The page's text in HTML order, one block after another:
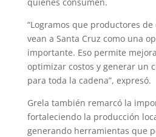
“Logramos que productores
vean a Santa Cruz como una
importante. Eso permite
optimizar costos y generar un
para toda la cadena”, expresó.
Grela también remarcó la
fortaleciendo la producción
generando herramientas que